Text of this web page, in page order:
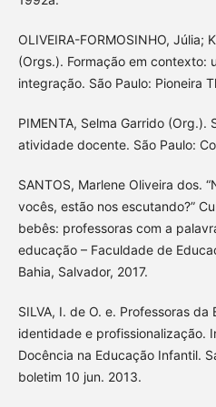
OLIVEIRA-FORMOSINHO, Júlia;
(Orgs.). Formação em contexto:
integração. São Paulo: Pioneira
PIMENTA, Selma Garrido
atividade docente. São Paulo:
SANTOS, Marlene Oliveira dos.
vocês, estão nos escutando?”
bebês: professoras com a
educação – Faculdade de
Bahia, Salvador, 2017.
SILVA, I. de O. e. Professoras
identidade e profissionalização.
Docência na Educação Infantil.
boletim 10 jun. 2013.